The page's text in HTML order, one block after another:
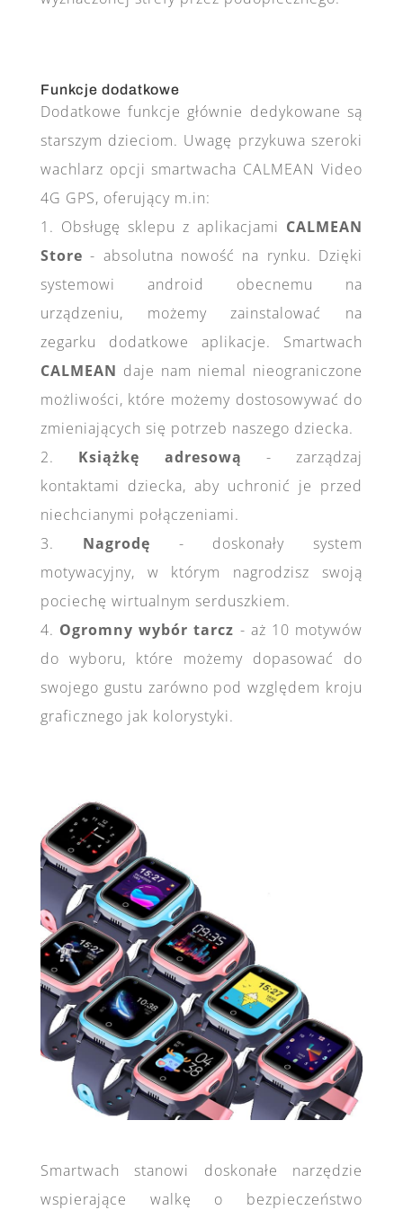
Funkcje dodatkowe
Dodatkowe funkcje głównie dedykowane są
starszym dzieciom. Uwagę przykuwa szeroki
wachlarz opcji smartwacha CALMEAN Video
4G GPS, oferujący m.in:
1. Obsługę sklepu z aplikacjami CALMEAN
Store - absolutna nowość na rynku. Dzięki
systemowi android obecnemu na
urządzeniu, możemy zainstalować na
zegarku dodatkowe aplikacje. Smartwach
CALMEAN daje nam niemal nieograniczone
możliwości, które możemy dostosowywać do
zmieniających się potrzeb naszego dziecka.
2. Książkę adresową - zarządzaj
kontaktami dziecka, aby uchronić je przed
niechcianymi połączeniami.
3. Nagrodę - doskonały system
motywacyjny, w którym nagrodzisz swoją
pociechę wirtualnym serduszkiem.
4. Ogromny wybór tarcz - aż 10 motywów
do wyboru, które możemy dopasować do
swojego gustu zarówno pod względem kroju
graficznego jak kolorystyki.
Smartwach stanowi doskonałe narzędzie
wspierające walkę o bezpieczeństwo